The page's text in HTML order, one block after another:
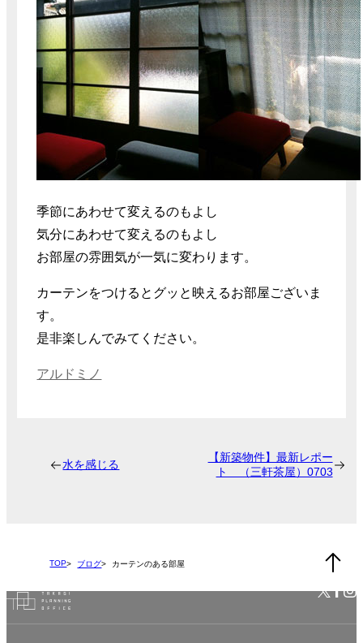
季節にあわせて変えるのもよし
気分にあわせて変えるのもよし
お部屋の雰囲気が一気に変わります。
カーテンをつけるとグッと映えるお部屋ございま
す。
是非楽しんでみてください。
アルドミノ
水を感じる
【新築物件】最新レポー
ト （三軒茶屋）0703
TOP ブログ カーテンのある部屋